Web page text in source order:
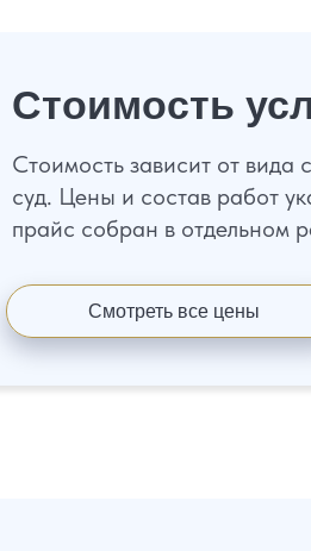
Стоимость зависит от
суд. Цены и состав работ
прайс собран в отдельном
Стоимость
Смотреть все цены